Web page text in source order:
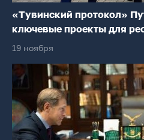
«Тувинский протокол»
ключевые проекты для
19 ноября